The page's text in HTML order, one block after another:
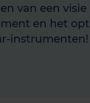
van een
en het
instrumenten!